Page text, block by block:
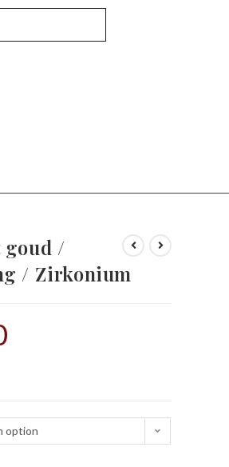
goud /
/ Zirkonium
option